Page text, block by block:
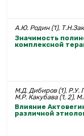
А.Ю. Родин (1),
Значимость
комплексной
М.Д. Дибиров (1), Р.У.
М.Р. Какубава (1, 2),
Влияние
различной